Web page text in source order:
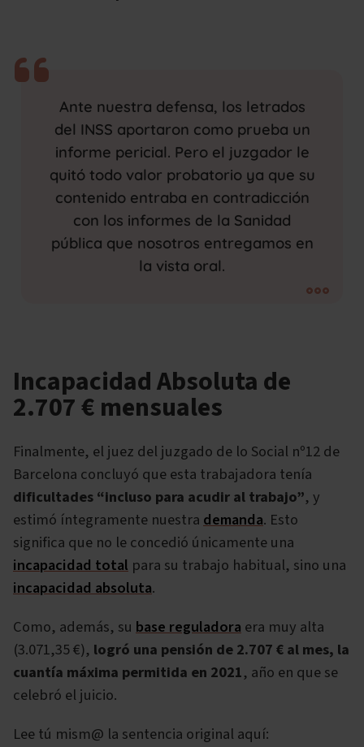
Ante nuestra defensa, los letrados
del INSS aportaron como prueba un
informe pericial. Pero el juzgador le
quitó todo valor probatorio ya que su
contenido entraba en contradicción
con los informes de la Sanidad
pública que nosotros entregamos en
la vista oral.
Incapacidad Absoluta de
2.707 € mensuales
Finalmente, el juez del juzgado de lo Social nº12 de
Barcelona concluyó que esta trabajadora tenía
dificultades “incluso para acudir al trabajo”, y
estimó íntegramente nuestra demanda. Esto
significa que no le concedió únicamente una
incapacidad total para su trabajo habitual, sino una
incapacidad absoluta.
Como, además, su base reguladora era muy alta
(3.071,35 €), logró una pensión de 2.707 € al mes, la
cuantía máxima permitida en 2021, año en que se
celebró el juicio.
Lee tú mism@ la sentencia original aquí: